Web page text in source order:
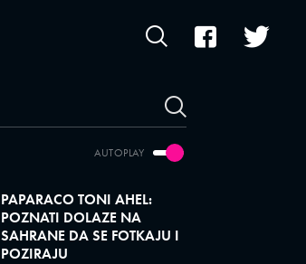
AUTOPLAY
PAPARACO TONI AHEL:
POZNATI DOLAZE NA
SAHRANE DA SE FOTKAJU I
POZIRAJU